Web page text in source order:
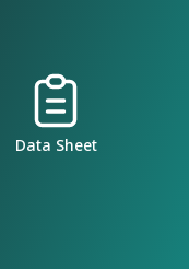
Data Sheet